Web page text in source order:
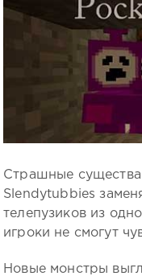
Страшные
Slendytubbies
телепузиков из
игроки не смогут
Новые монстры